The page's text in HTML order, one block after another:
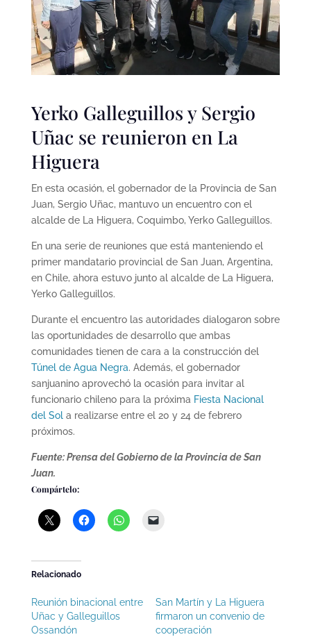
Yerko Galleguillos y Sergio
Uñac se reunieron en La
Higuera
En esta ocasión, el gobernador de la Provincia de San
Juan, Sergio Uñac, mantuvo un encuentro con el
alcalde de La Higuera, Coquimbo, Yerko Galleguillos.
En una serie de reuniones que está manteniendo el
primer mandatario provincial de San Juan, Argentina,
en Chile, ahora estuvo junto al alcalde de La Higuera,
Yerko Galleguillos.
Durante el encuentro las autoridades dialogaron sobre
las oportunidades de desarrollo que ambas
comunidades tienen de cara a la construcción del
Túnel de Agua Negra. Además, el gobernador
sanjuanino aprovechó la ocasión para invitar al
funcionario chileno para la próxima Fiesta Nacional
del Sola realizarse entre el 20 y 24 de febrero
próximos.
Fuente: Prensa del Gobierno de la Provincia de San
Juan.
Compártelo:
Relacionado
Reunión binacional entre
Uñac y Galleguillos
Ossandón
San Martín y La Higuera
firmaron un convenio de
cooperación